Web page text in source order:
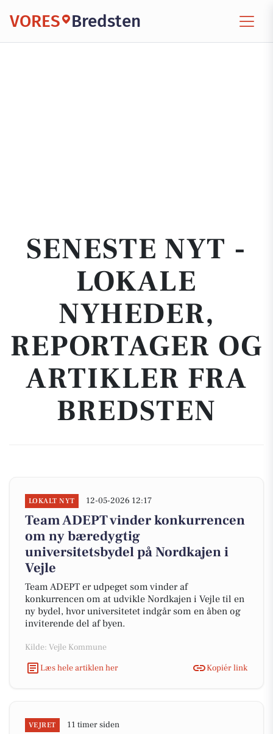
VORES Bredsten
SENESTE NYT -
LOKALE
NYHEDER,
REPORTAGER OG
ARTIKLER FRA
BREDSTEN
LOKALT NYT 12-05-2026 12:17
Team ADEPT vinder konkurrencen
om ny bæredygtig
universitetsbydel på Nordkajen i
Vejle
Team ADEPT er udpeget som vinder af
konkurrencen om at udvikle Nordkajen i Vejle til en
ny bydel, hvor universitetet indgår som en åben og
inviterende del af byen.
Kilde: Vejle Kommune
Læs hele artiklen her
Kopiér link
VEJRET 11 timer siden